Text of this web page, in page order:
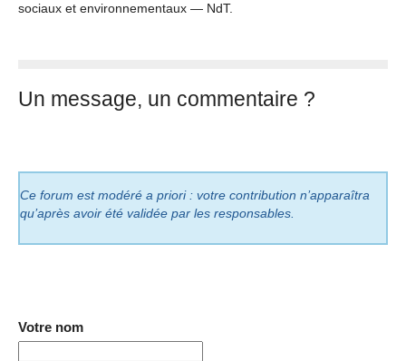
sociaux et environnementaux — NdT.
Un message, un commentaire ?
Ce forum est modéré a priori : votre contribution n’apparaîtra
qu’après avoir été validée par les responsables.
Votre nom